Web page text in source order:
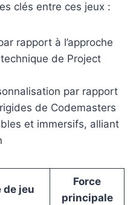
clés entre ces jeux :
rapport à l’approche
de Project
par rapport
de Codemasters
et immersifs, alliant
de jeu
Force
principale